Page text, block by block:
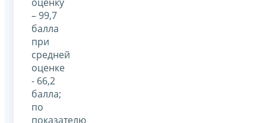
– 99,7
балла
при
средней
оценке
- 66,2
балла;
по
показателю